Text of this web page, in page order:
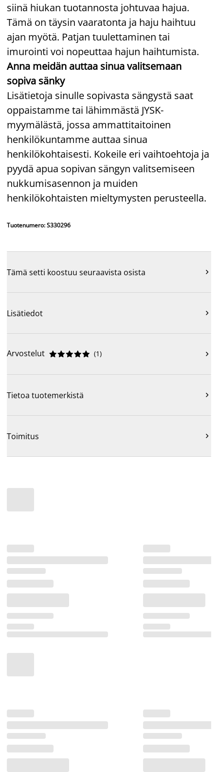
siinä hiukan tuotannosta johtuvaa hajua.
Tämä on täysin vaaratonta ja haju haihtuu
ajan myötä. Patjan tuulettaminen tai
imurointi voi nopeuttaa hajun haihtumista.
Anna meidän auttaa sinua valitsemaan
sopiva sänky
Lisätietoja sinulle sopivasta sängystä saat
oppaistamme tai lähimmästä JYSK-
myymälästä, jossa ammattitaitoinen
henkilökuntamme auttaa sinua
henkilökohtaisesti. Kokeile eri vaihtoehtoja ja
pyydä apua sopivan sängyn valitsemiseen
nukkumisasennon ja muiden
henkilökohtaisten mieltymysten perusteella.
Tuotenumero: S330296
Tämä setti koostuu seuraavista osista 
Lisätiedot 
Arvostelut 




 (1) 
Tietoa tuotemerkistä 
Toimitus 